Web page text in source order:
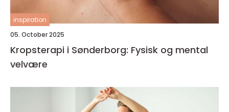
inspiration
05. October 2025
Kropsterapi i Sønderborg: Fysisk og mental
velvære